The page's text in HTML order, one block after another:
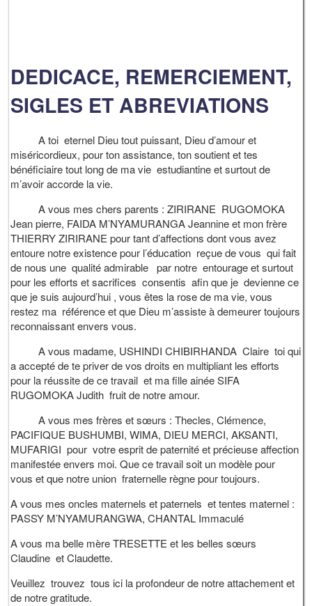
DEDICACE, REMERCIEMENT,
SIGLES ET ABREVIATIONS
A toi eternel Dieu tout puissant, Dieu d’amour et
miséricordieux, pour ton assistance, ton soutient et tes
bénéficiaire tout long de ma vie estudiantine et surtout de
m’avoir accorde la vie.
A vous mes chers parents : ZIRIRANE RUGOMOKA
Jean pierre, FAIDA M’NYAMURANGA Jeannine et mon frère
THIERRY ZIRIRANE pour tant d’affections dont vous avez
entoure notre existence pour l’éducation reçue de vous qui fait
de nous une qualité admirable par notre entourage et surtout
pour les efforts et sacrifices consentis afin que je devienne ce
que je suis aujourd’hui , vous êtes la rose de ma vie, vous
restez ma référence et que Dieu m’assiste à demeurer toujours
reconnaissant envers vous.
A vous madame, USHINDI CHIBIRHANDA Claire toi qui
a accepté de te priver de vos droits en multipliant les efforts
pour la réussite de ce travail et ma fille ainée SIFA
RUGOMOKA Judith fruit de notre amour.
A vous mes frères et sœurs : Thecles, Clémence,
PACIFIQUE BUSHUMBI, WIMA, DIEU MERCI, AKSANTI,
MUFARIGI pour votre esprit de paternité et précieuse affection
manifestée envers moi. Que ce travail soit un modèle pour
vous et que notre union fraternelle règne pour toujours.
A vous mes oncles maternels et paternels et tentes maternel :
PASSY M’NYAMURANGWA, CHANTAL Immaculé
A vous ma belle mère TRESETTE et les belles sœurs
Claudine et Claudette.
Veuillez trouvez tous ici la profondeur de notre attachement et
de notre gratitude.